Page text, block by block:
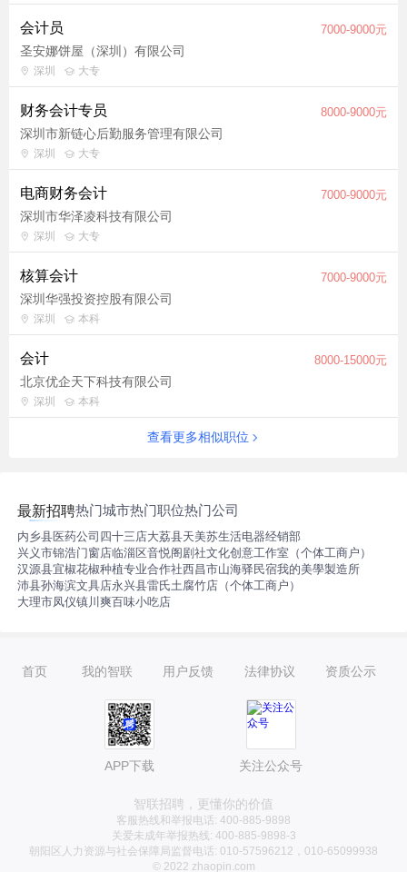
会计员 7000-9000元
圣安娜饼屋（深圳）有限公司
深圳 大专
财务会计专员 8000-9000元
深圳市新链心后勤服务管理有限公司
深圳 大专
电商财务会计 7000-9000元
深圳市华泽凌科技有限公司
深圳 大专
核算会计 7000-9000元
深圳华强投资控股有限公司
深圳 本科
会计 8000-15000元
北京优企天下科技有限公司
深圳 本科
查看更多相似职位
最新招聘热门城市热门职位热门公司
内乡县医药公司四十三店大荔县天美苏生活电器经销部
兴义市锦浩门窗店临淄区音悦阁剧社文化创意工作室（个体工商户）
汉源县宜椒花椒种植专业合作社西昌市山海驿民宿我的美學製造所
沛县孙海滨文具店永兴县雷氏土腐竹店（个体工商户）
大理市凤仪镇川爽百味小吃店
首页 我的智联 用户反馈 法律协议 资质公示
APP下载 关注公众号
智联招聘，更懂你的价值
客服热线和举报电话: 400-885-9898
关爱未成年举报热线: 400-885-9898-3
朝阳区人力资源与社会保障局监督电话: 010-57596212，010-65099938
© 2022 zhaopin.com